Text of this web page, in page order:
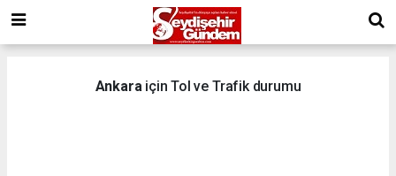
Ankara için Tol ve Trafik durumu